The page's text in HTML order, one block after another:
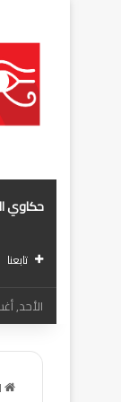
حكاوي
تابعنا
الأحد,